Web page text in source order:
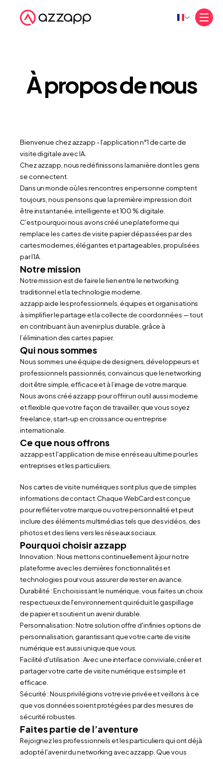
Select Language
À propos de nous
Bienvenue chez azzapp - l’application n°1 de carte de
visite digitale avec IA.
Chez azzapp, nous redéfinissons la manière dont les gens
se connectent.
Dans un monde où les rencontres en personne comptent
toujours, nous pensons que la première impression doit
être instantanée, intelligente et 100 % digitale.
C’est pourquoi nous avons créé une plateforme qui
remplace les cartes de visite papier dépassées par des
cartes modernes, élégantes et partageables, propulsées
par l’IA.
Notre mission
Notre mission est de faire le lien entre le networking
traditionnel et la technologie moderne.
azzapp aide les professionnels, équipes et organisations
à simplifier le partage et la collecte de coordonnées — tout
en contribuant à un avenir plus durable, grâce à
l’élimination des cartes papier.
Qui nous sommes
Nous sommes une équipe de designers, développeurs et
professionnels passionnés, convaincus que le networking
doit être simple, efficace et à l’image de votre marque.
Nous avons créé azzapp pour offrir un outil aussi moderne
et flexible que votre façon de travailler, que vous soyez
freelance, start-up en croissance ou entreprise
internationale.
Ce que nous offrons
azzapp est l'application de mise en réseau ultime pour les
entreprises et les particuliers.
Nos cartes de visite numériques sont plus que de simples
informations de contact. Chaque WebCard est conçue
pour refléter votre marque ou votre personnalité et peut
inclure des éléments multimédias tels que des vidéos, des
photos et des liens vers les réseaux sociaux.
Pourquoi choisir azzapp
Innovation : Nous mettons continuellement à jour notre
plateforme avec les dernières fonctionnalités et
technologies pour vous assurer de rester en avance.
Durabilité : En choisissant le numérique, vous faites un choix
respectueux de l'environnement qui réduit le gaspillage
de papier et soutient un avenir durable.
Personnalisation : Notre solution offre d'infinies options de
personnalisation, garantissant que votre carte de visite
numérique est aussi unique que vous.
Facilité d'utilisation : Avec une interface conviviale, créer et
partager votre carte de visite numérique est simple et
efficace.
Sécurité : Nous privilégions votre vie privée et veillons à ce
que vos données soient protégées par des mesures de
sécurité robustes.
Faites partie de l’aventure
Rejoignez les professionnels et les particuliers qui ont déjà
adopté l'avenir du networking avec azzapp. Que vous